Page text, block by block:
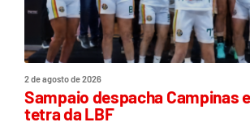
2 de agosto de 2026
Sampaio despacha Campinas
tetra da LBF